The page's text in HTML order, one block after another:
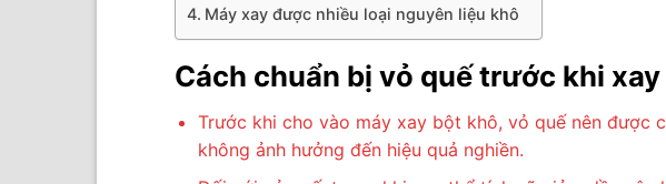
Máy xay được nhiều loại nguyên liệu khô
Cách chuẩn bị vỏ quế trước khi xay
Trước khi cho vào máy xay bột khô, vỏ quế nên được
không ảnh hưởng đến hiệu quả nghiền.